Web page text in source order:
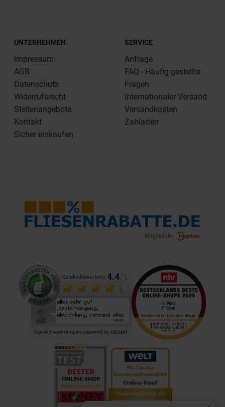
UNTERNEHMEN
Impressum
AGB
Datenschutz
Widerrufsrecht
Stellenangebote
Kontakt
Sicher einkaufen
SERVICE
Anfrage
FAQ - Häufig gestellte
Fragen
Internationaler Versand
Versandkosten
Zahlarten